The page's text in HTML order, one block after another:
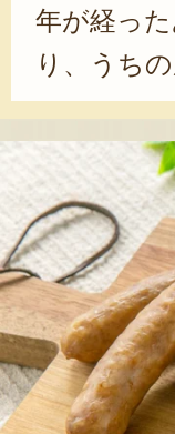
年が経っ
り、うち
り、一念
ハウスフ
できた。
のために
の子ども
つも食に
たり前に
や、自分